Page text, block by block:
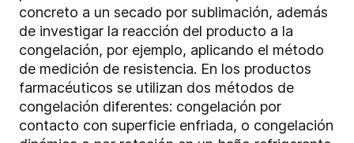
concreto a un secado por sublimación, además
de investigar la reacción del producto a la
congelación, por ejemplo, aplicando el método
de medición de resistencia. En los productos
farmacéuticos se utilizan dos métodos de
congelación diferentes: congelación por
contacto con superficie enfriada, o congelación